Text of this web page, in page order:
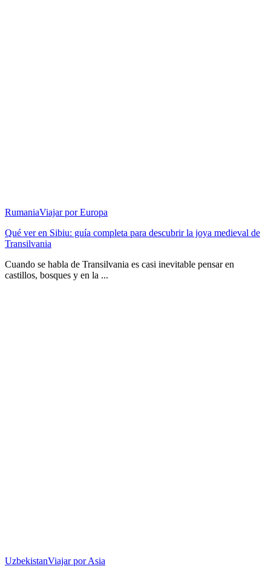
RumaniaViajar por Europa
Qué ver en Sibiu: guía completa para descubrir la joya medieval de
Transilvania
Cuando se habla de Transilvania es casi inevitable pensar en
castillos, bosques y en la ...
UzbekistanViajar por Asia